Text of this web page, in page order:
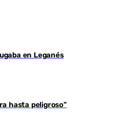
en Leganés
hasta peligroso”